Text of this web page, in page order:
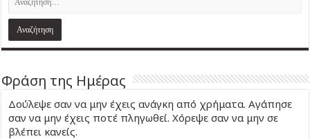
Φράση της Ημέρας
Δούλεψε σαν να μην έχεις ανάγκη από χρήματα. Αγάπησε
σαν να μην έχεις ποτέ πληγωθεί. Χόρεψε σαν να μην σε
βλέπει κανείς.